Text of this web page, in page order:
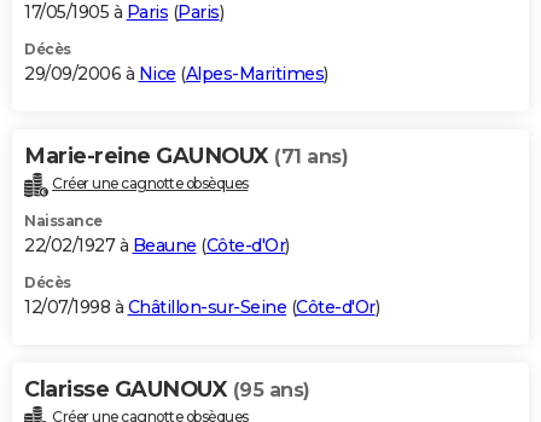
17/05/1905 à Paris (Paris)
Décès
29/09/2006 à Nice (Alpes-Maritimes)
Marie-reine GAUNOUX (71 ans)
Créer une cagnotte obsèques
Naissance
22/02/1927 à Beaune (Côte-d'Or)
Décès
12/07/1998 à Châtillon-sur-Seine (Côte-d'Or)
Clarisse GAUNOUX (95 ans)
Créer une cagnotte obsèques